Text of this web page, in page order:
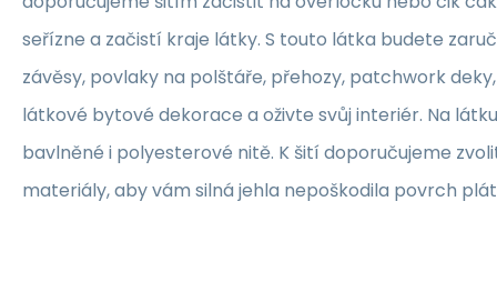
seřízne a začistí kraje látky. S touto látka budete
závěsy, povlaky na polštáře, přehozy, patchwork
látkové bytové dekorace a oživte svůj interiér. Na
bavlněné i polyesterové nitě. K šití doporučujeme
materiály, aby vám silná jehla nepoškodila povrch